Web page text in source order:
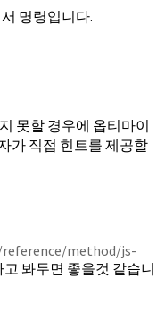
명령입니다.
못할 경우에 옵티마이
가 직접 힌트를 제공할
method/js-
봐두면 좋을것 같습니